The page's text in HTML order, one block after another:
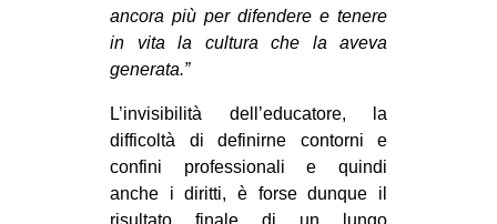
ancora più per difendere e tenere
in vita la cultura che la aveva
generata.”
L’invisibilità dell’educatore, la
difficoltà di definirne contorni e
confini professionali e quindi
anche i diritti, è forse dunque il
risultato finale di un lungo